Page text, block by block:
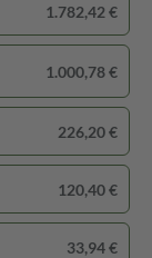
1.782,42 €
1.000,78 €
226,20 €
120,40 €
33,94 €